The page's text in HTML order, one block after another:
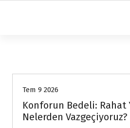
Tem 9 2026
Konforun Bedeli: Rahat
Nelerden Vazgeçiyoruz?